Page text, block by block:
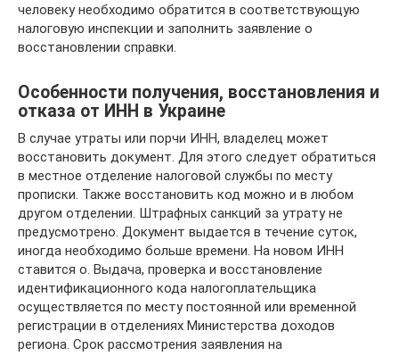
человеку необходимо обратится в соответствующую
налоговую инспекции и заполнить заявление о
восстановлении справки.
Особенности получения, восстановления и
отказа от ИНН в Украине
В случае утраты или порчи ИНН, владелец может
восстановить документ. Для этого следует обратиться
в местное отделение налоговой службы по месту
прописки. Также восстановить код можно и в любом
другом отделении. Штрафных санкций за утрату не
предусмотрено. Документ выдается в течение суток,
иногда необходимо больше времени. На новом ИНН
ставится о. Выдача, проверка и восстановление
идентификационного кода налогоплательщика
осуществляется по месту постоянной или временной
регистрации в отделениях Министерства доходов
региона. Срок рассмотрения заявления на